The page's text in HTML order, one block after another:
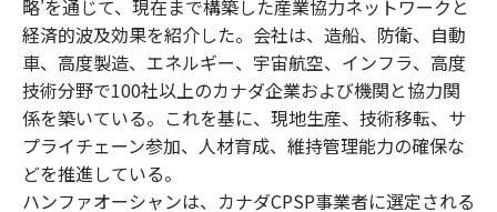
略'を通じて、現在まで構築した産業協力ネットワークと
経済的波及効果を紹介した。会社は、造船、防衛、自動
車、高度製造、エネルギー、宇宙航空、インフラ、高度
技術分野で100社以上のカナダ企業および機関と協力関
係を築いている。これを基に、現地生産、技術移転、サ
プライチェーン参加、人材育成、維持管理能力の確保な
どを推進している。
ハンファオーシャンは、カナダCPSP事業者に選定される